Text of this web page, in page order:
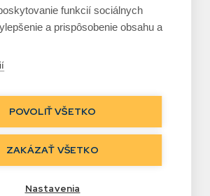
Wi-Fi
funkcií sociálnych
a prispôsobenie obsahu a
POVOLIŤ VŠETKO
ZAKÁZAŤ VŠETKO
Nastavenia